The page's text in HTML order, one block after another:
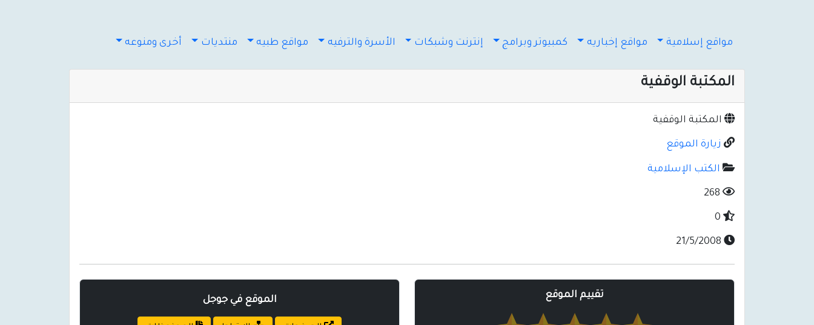
مواقع إسلامية مواقع إخباريه كمبيوتر وبرامج إنترنت وشبكات الأسرة والترفيه مواقع طبيه منتديات أخرى ومنوعه
المكتبة الوقفية
المكتبة الوقفية
زيارة الموقع
الكتب الإسلامية
تقييم الموقع الموقع في جوجل